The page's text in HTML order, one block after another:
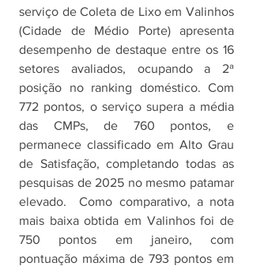
serviço de Coleta de Lixo em Valinhos
(Cidade de Médio Porte) apresenta
desempenho de destaque entre os 16
setores avaliados, ocupando a 2ª
posição no ranking doméstico. Com
772 pontos, o serviço supera a média
das CMPs, de 760 pontos, e
permanece classificado em Alto Grau
de Satisfação, completando todas as
pesquisas de 2025 no mesmo patamar
elevado.  Como comparativo, a nota
mais baixa obtida em Valinhos foi de
750 pontos em janeiro, com
pontuação máxima de 793 pontos em